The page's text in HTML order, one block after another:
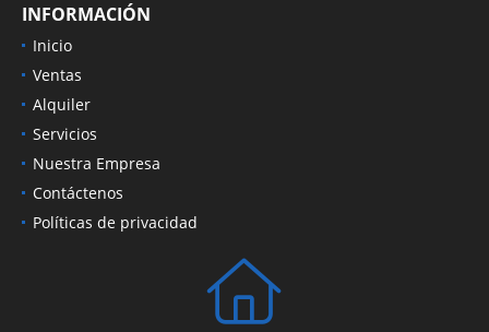
INFORMACIÓN
Inicio
Ventas
Alquiler
Servicios
Nuestra Empresa
Contáctenos
Políticas de privacidad